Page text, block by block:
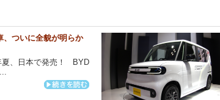
、ついに全貌が明らか
夏、日本で発売！ BYD